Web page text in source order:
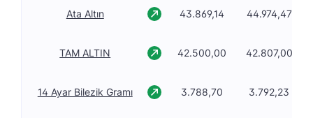
Ata Altın 43.869,14 44.974,47
TAM ALTIN 42.500,00 42.807,00
14 Ayar Bilezik Gramı 3.788,70 3.792,23